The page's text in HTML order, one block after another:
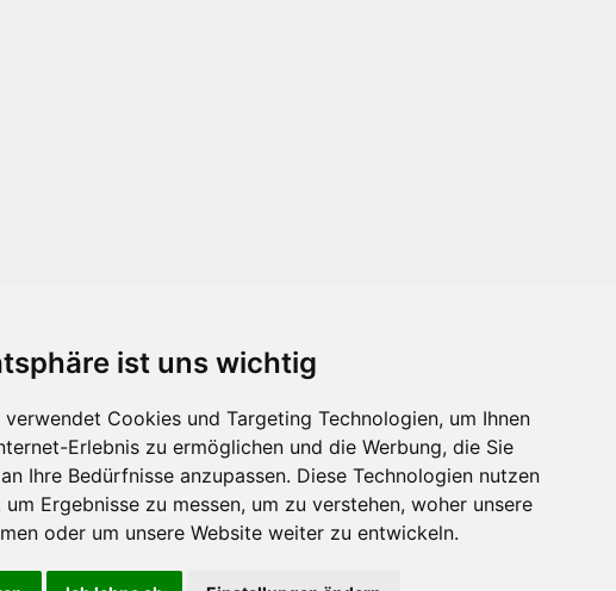
ist uns wichtig
verwendet Cookies und Targeting Technologien, um Ihnen
Erlebnis zu ermöglichen und die Werbung, die Sie
Ihre Bedürfnisse anzupassen. Diese Technologien nutzen
Ergebnisse zu messen, um zu verstehen, woher unsere
oder um unsere Website weiter zu entwickeln.